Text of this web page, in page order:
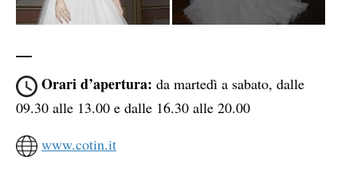
Orari d’apertura: da martedì a sabato, dalle
09.30 alle 13.00 e dalle 16.30 alle 20.00
www.cotin.it